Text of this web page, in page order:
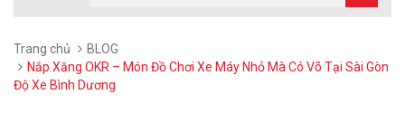
Trang chủ
BLOG
Nắp Xăng OKR – Món Đồ Chơi Xe Máy Nhỏ Mà Có Võ Tại Sài Gòn
Độ Xe Bình Dương